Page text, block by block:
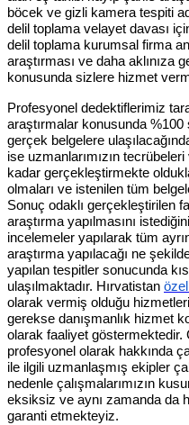
böcek ve gizli kamera tespiti
delil toplama velayet davası
delil toplama kurumsal firma
araştırması ve daha aklınıza
konusunda sizlere hizmet
Profesyonel dedektiflerimiz
araştırmalar konusunda %100
gerçek belgelere
ise uzmanlarımızın
kadar gerçekleştirmekte
olmaları ve istenilen tüm
Sonuç odaklı gerçekleştirilen
araştırma yapılmasını
incelemeler yapılarak tüm
araştırma yapılacağı ne
yapılan tespitler sonucunda
ulaşılmaktadır. Hırvatistan
olarak vermiş olduğu
gerekse danışmanlık hizmet
olarak faaliyet
profesyonel olarak hakkında
ile ilgili uzmanlaşmış ekipler
nedenle çalışmalarımızın
eksiksiz ve aynı zamanda da
garanti etmekteyiz.